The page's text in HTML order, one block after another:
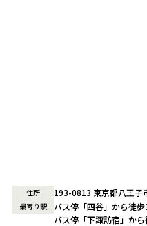
住所 193-0813 東京都八王子
最寄り駅
バス停「四谷」から徒
バス停「下諏訪宿」か